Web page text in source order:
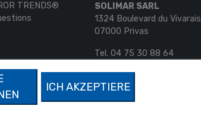
TRENDS®
SOLIMAR SARL
1324 Boulevard du Vivarais
07000 Privas
Tel. 04 75 30 88 64
ICH AKZEPTIERE